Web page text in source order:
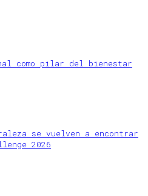
como pilar del bienestar
se vuelven a encontrar
2026